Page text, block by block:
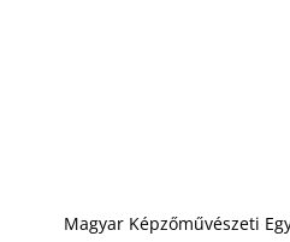
Magyar Képzőművészeti